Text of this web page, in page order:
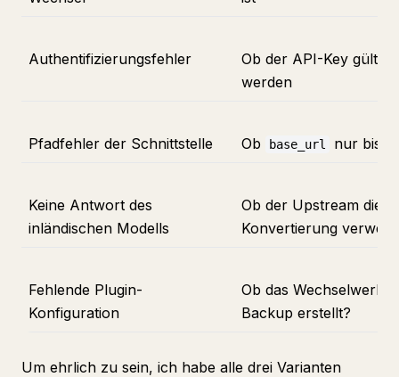
Authentifizierungsfehler
Ob der API-Key gültig
werden
Pfadfehler der Schnittstelle Ob base_url nur bis
Keine Antwort des
inländischen Modells
Ob der Upstream die
Konvertierung
Fehlende Plugin-
Konfiguration
Ob das
Backup erstellt?
Um ehrlich zu sein, ich habe alle drei Varianten